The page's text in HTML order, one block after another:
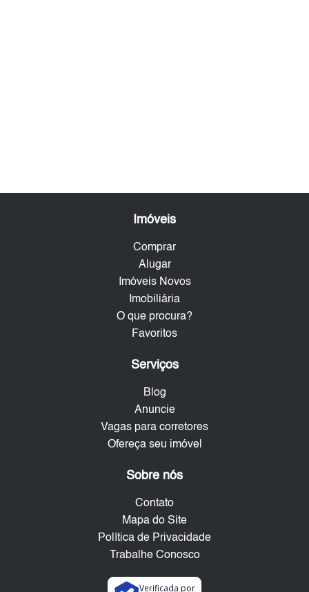
Imóveis
Comprar
Alugar
Imóveis Novos
Imobiliária
O que procura?
Favoritos
Serviços
Blog
Anuncie
Vagas para corretores
Ofereça seu imóvel
Sobre nós
Contato
Mapa do Site
Política de Privacidade
Trabalhe Conosco
Verificada por